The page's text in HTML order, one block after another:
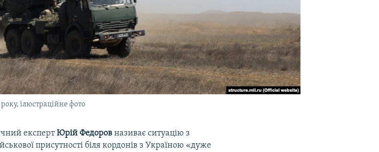
ілюстраційне фото
експертЮрій Федоров називає ситуацію з
присутності біля кордонів з Україною «дуже